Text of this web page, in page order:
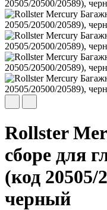
Rollster
сборе для
(код 20505/
черный